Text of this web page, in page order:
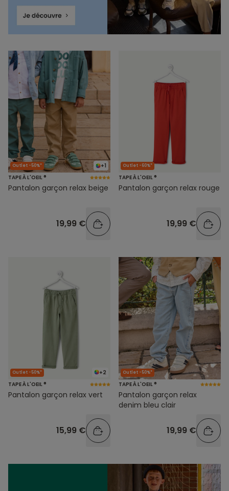
+1
Outlet -50%*
TAPE À L'OEIL ®
Pantalon garçon relax beige
19,99 €
Outlet -60%*
TAPE À L'OEIL ®
Pantalon garçon relax rouge
19,99 €
+2
Outlet -50%*
TAPE À L'OEIL ®
Pantalon garçon relax vert
15,99 €
Outlet -50%*
TAPE À L'OEIL ®
Pantalon garçon relax
denim bleu clair
19,99 €